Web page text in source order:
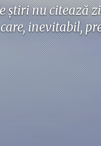
știri nu citează
inevitabil,